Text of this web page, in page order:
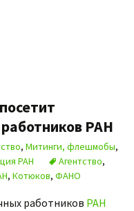
РАН
, Митинги, флешмобы,
РАН Агентство,
, Котюков, ФАНО
работников РАН